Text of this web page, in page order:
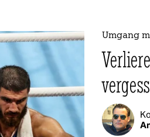
Umgang